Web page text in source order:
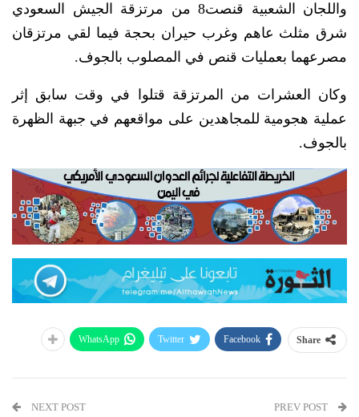
واللجان الشعبية قنصت8 من مرتزقة الجيش السعودي
شرق مثلث عاهم وغرب حيران بحجة فيما لقي مرتزقان
مصرعهما بعمليات قنص في المصلوب بالجوف.
وكان العشرات من المرتزقة قتلوا في وقت سابق إثر
عملية هجومية للمجاهدين على مواقعهم في جبهة الظهرة
بالجوف.
Share
Facebook
Twitter
WhatsApp
NEXT POST